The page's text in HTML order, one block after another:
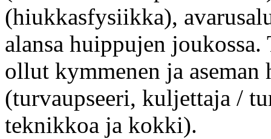
(hiukkasfysiikka),
alansa huippujen
ollut kymmenen ja
(turvaupseeri, kuljettaja /
teknikkoa ja kokki).